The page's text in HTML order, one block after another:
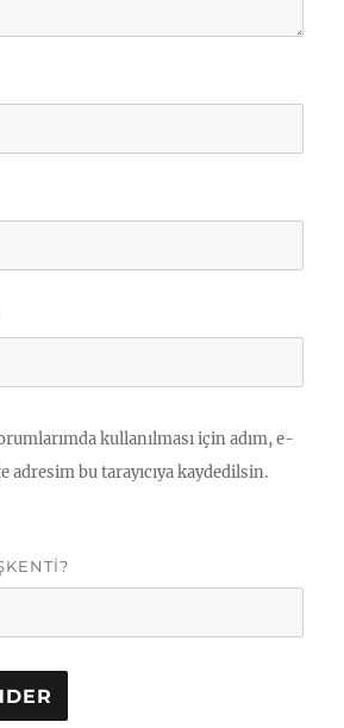
kullanılması için adım, e-
adresim bu tarayıcıya kaydedilsin.